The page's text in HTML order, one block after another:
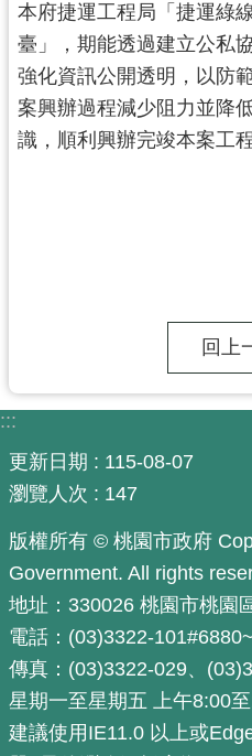
訊
息
公
告
業
廉
平
臺
政
府
資
訊
公
開
機
關
本府捷運工程局「捷運綠
臺」，期能透過建立公私
強化資訊公開透明，以防
案興辦過程減少阻力並降
識，順利興辦完竣本案工程
回上
:::
更新日期
115-08-07
瀏覽人次
147
版權所有 © 桃園市政府
Government. All rights
地址：330026 桃園市桃園
電話：(03)3322-
傳真：(03)3322-029、
星期一至星期五 上午8:00
建議使用IE11.0 以上或